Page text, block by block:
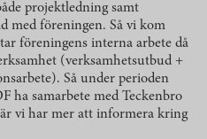
projektledning samt
med föreningen. Så vi kom
föreningens interna arbete då
(verksamhetsutbud +
Så under perioden
ha samarbete med Teckenbro
vi har mer att informera kring